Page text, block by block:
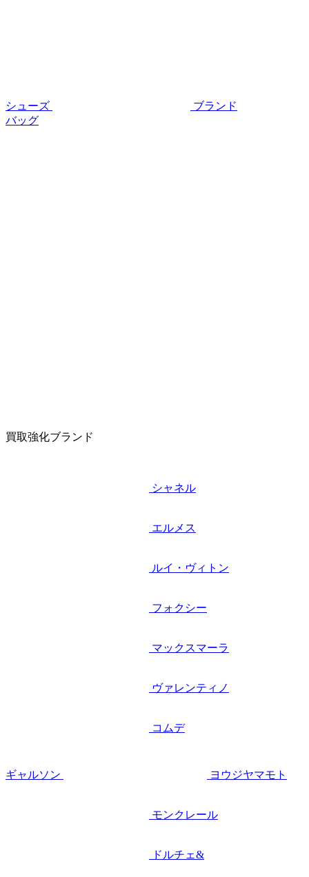
シューズ
ブランド
バッグ
買取強化ブランド
シャネル
エルメス
ルイ・ヴィトン
フォクシー
マックスマーラ
ヴァレンティノ
コムデ
ギャルソン ヨウジヤマモト
モンクレール
ドルチェ&